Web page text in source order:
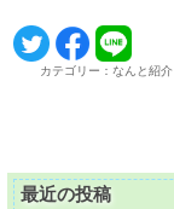
カテゴリー：なんと紹
最近の投稿